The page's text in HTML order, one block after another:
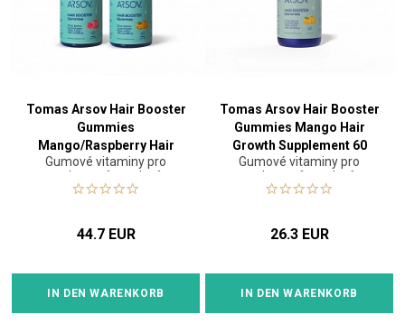
Tomas Arsov Hair Booster
Gummies
Mango/Raspberry Hair
Growth Supplement 2x60
Gumové vitaminy pro
podporu růstu vlasů
44.7 EUR
IN DEN WARENKORB
Tomas Arsov Hair Booster
Gummies Mango Hair
Growth Supplement 60
gummies
Gumové vitaminy pro
podporu růstu vlasů
26.3 EUR
IN DEN WARENKORB